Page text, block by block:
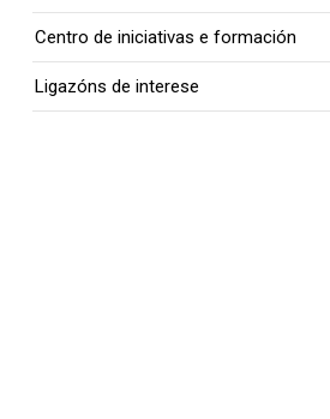
Centro de iniciativas e formación
Ligazóns de interese